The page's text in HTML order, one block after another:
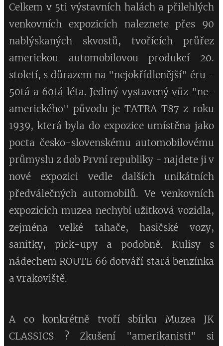
Celkem v 5ti výstavních halách a přilehlých
venkovních expozicích naleznete přes 90
nablýskaných skvostů, tvořících průřez
americkou automobilovou produkcí 20.
století, s důrazem na "nejokřídlenější" éru -
50tá a 60tá léta. Jediný vystavený vůz "ne-
amerického" původu je TATRA T87 z roku
1939, která byla do expozice umístěna jako
pocta česko-slovenskému automobilovému
průmyslu z dob První republiky - najdete ji v
nové expozici vedle dalších unikátních
předválečných automobilů. Ve venkovních
expozicích muzea nechybí užitková vozidla,
zejména velké tahače, hasičské vozy,
sanitky, pick-upy a podobně. Kulisy s
nádechem ROUTE 66 dotváří stará benzínka
a vrakoviště.
A co konkrétně tvoří sbírku Muzea JK
CLASSICS ? Zkušení "amerikanisti" si